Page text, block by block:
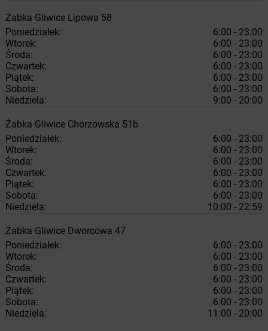
Żabka Gliwice Lipowa 58
Poniedziałek:
6:00 - 23:00
Wtorek:
6:00 - 23:00
Środa:
6:00 - 23:00
Czwartek:
6:00 - 23:00
Piątek:
6:00 - 23:00
Sobota:
6:00 - 23:00
Niedziela:
9:00 - 20:00
Żabka Gliwice Chorzowska 51b
Poniedziałek:
6:00 - 23:00
Wtorek:
6:00 - 23:00
Środa:
6:00 - 23:00
Czwartek:
6:00 - 23:00
Piątek:
6:00 - 23:00
Sobota:
6:00 - 23:00
Niedziela:
10:00 - 22:59
Żabka Gliwice Dworcowa 47
Poniedziałek:
6:00 - 23:00
Wtorek:
6:00 - 23:00
Środa:
6:00 - 23:00
Czwartek:
6:00 - 23:00
Piątek:
6:00 - 23:00
Sobota:
6:00 - 23:00
Niedziela:
11:00 - 20:00